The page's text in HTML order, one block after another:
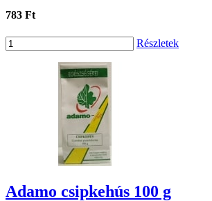
783 Ft
Részletek
Adamo csipkehús 100 g